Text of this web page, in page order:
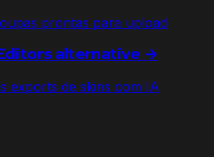
prontas para upload
alternative →
exports de skins com IA